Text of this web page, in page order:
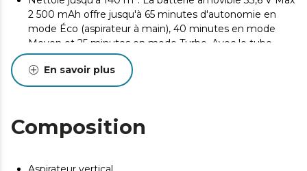
2 500 mAh offre jusqu'à 65 minutes d'autonomie en
mode Éco (aspirateur à main), 40 minutes en mode
Moyen et 25 minutes en mode Turbo. Avec le tube
motorisé et la brosse, l'autonomie atteint 60 minutes
en mode Éco, 35 minutes en mode Moyen et 20
minutes en mode Turbo. *D'après des tests internes.
l'autonomie si la saleté est importante.
la poussière et les saletés invisibles sur les sols durs,
En savoir plus
Composition